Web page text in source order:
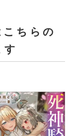
ちらの